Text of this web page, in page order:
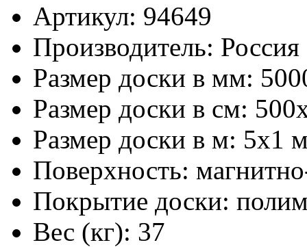
Артикул: 94649
Производитель: Россия
Размер доски в мм:
Размер доски в см:
Размер доски в м: 5х1
Поверхность:
Покрытие доски:
Вес (кг): 37